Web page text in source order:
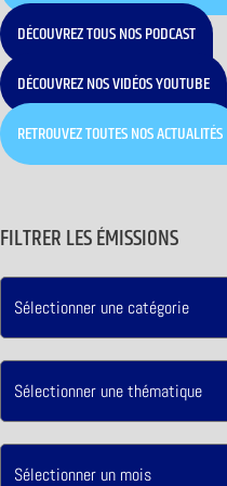
DÉCOUVREZ TOUS NOS PODCAST
DÉCOUVREZ NOS VIDÉOS YOUTUBE
RETROUVEZ TOUTES NOS ACTUALITÉS
FILTRER LES ÉMISSIONS